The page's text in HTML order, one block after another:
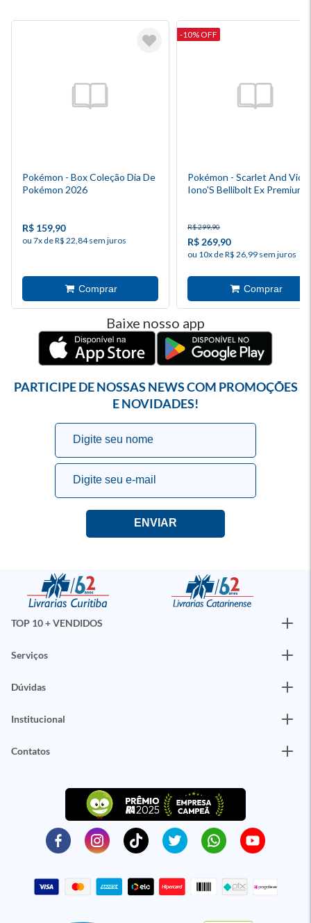
Pokémon - Box Coleção Dia De
Pokémon 2026
R$ 159,90
ou 7x de R$ 22,84 sem juros
-10% OFF
Pokémon - Scarlet And
Iono'S Bellibolt Ex Premium
R$ 299,90
R$ 269,90
ou 10x de R$ 26,99 sem juros
Baixe nosso app
PARTICIPE DE NOSSAS NEWS COM PROMOÇÕES
E NOVIDADES!
TOP 10 + VENDIDOS
Serviços
Dúvidas
Institucional
Contatos